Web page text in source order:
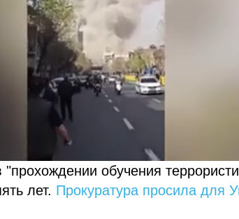
обучения
лет. Прокуратура просила для